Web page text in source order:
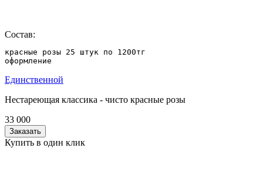
Состав:
красные розы 25 штук по 1200тг
оформление
Единственной
Нестареющая классика - чисто красные розы
33 000
Заказать
Купить в один клик